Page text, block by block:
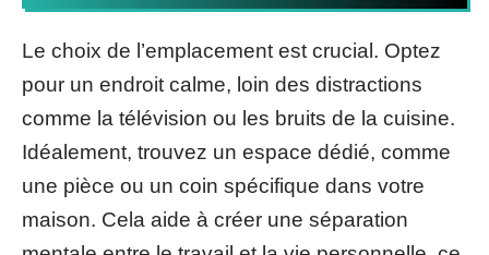
Le choix de l’emplacement est crucial. Optez
pour un endroit calme, loin des distractions
comme la télévision ou les bruits de la cuisine.
Idéalement, trouvez un espace dédié, comme
une pièce ou un coin spécifique dans votre
maison. Cela aide à créer une séparation